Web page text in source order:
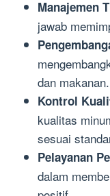
Manajemen
jawab
dan makanan.
Kontrol
kualitas
sesuai
Pelayanan
dalam